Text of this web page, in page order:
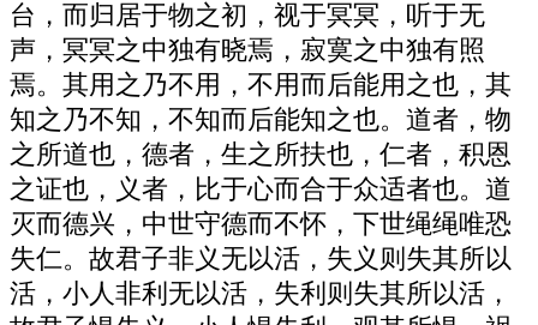
台，而归居于物之初，视于冥冥，听于无
声，冥冥之中独有晓焉，寂寞之中独有照
焉。其用之乃不用，不用而后能用之也，其
知之乃不知，不知而后能知之也。道者，物
之所道也，德者，生之所扶也，仁者，积恩
之证也，义者，比于心而合于众适者也。道
灭而德兴，中世守德而不怀，下世绳绳唯恐
失仁。故君子非义无以活，失义则失其所以
活，小人非利无以活，失利则失其所以活，